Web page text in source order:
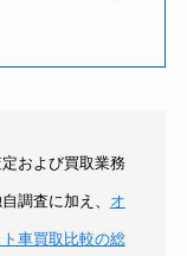
および買取業務
調査に加え、 オ
ト車買取比較の総